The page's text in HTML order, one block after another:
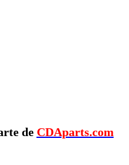
de CDAparts.com